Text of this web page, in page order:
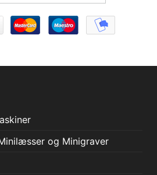
og Minigraver